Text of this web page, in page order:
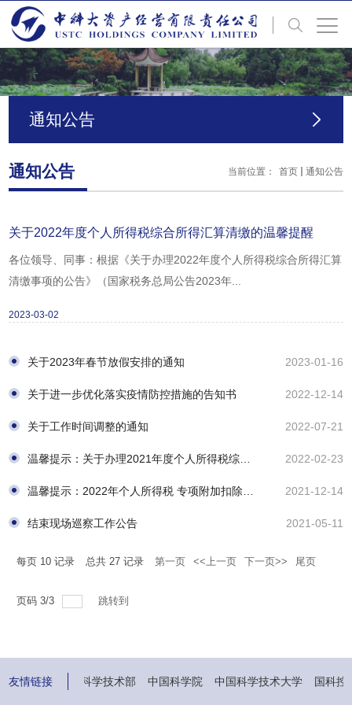
通知公告
通知公告 当前位置： 首页 通知公告
关于2022年度个人所得税综合所得汇算清缴的温馨提醒
各位领导、同事：根据《关于办理2022年度个人所得税综合所得汇算
清缴事项的公告》（国家税务总局公告2023年...
2023-03-02
关于2023年春节放假安排的通知 2023-01-16
关于进一步优化落实疫情防控措施的告知书 2022-12-14
关于工作时间调整的通知 2022-07-21
温馨提示：关于办理2021年度个人所得税综合所得年度汇算清缴 2022-02-23
温馨提示：2022年个人所得税 专项附加扣除开始确认 2021-12-14
结束现场巡察工作公告 2021-05-11
每页 10 记录 总共 27 记录 第一页 <<上一页 下一页>> 尾页
页码3/3 跳转到
友情链接
中华人民共和国科学技术部 中国科学院 中国科学技术大学 国科控